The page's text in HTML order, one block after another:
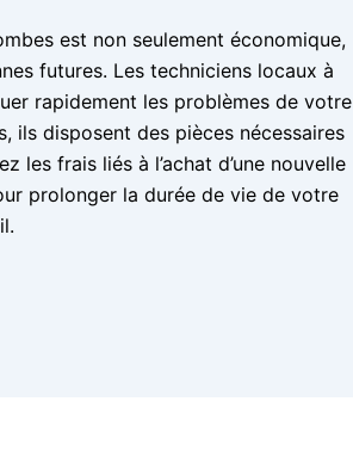
est non seulement économique,
futures. Les techniciens locaux à
rapidement les problèmes de votre
ils disposent des pièces nécessaires
les frais liés à l’achat d’une nouvelle
prolonger la durée de vie de votre